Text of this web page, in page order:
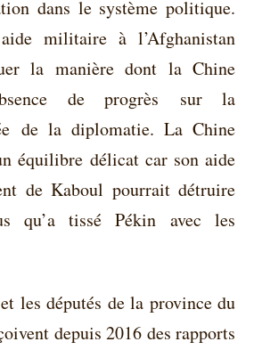
dans le système politique.
militaire à l’Afghanistan
la manière dont la Chine
de progrès
sur la
de la diplomatie. La Chine
équilibre délicat car son aide
de Kaboul pourrait détruire
qu’a tissé Pékin avec les
les députés de la province du
depuis 2016 des rapports